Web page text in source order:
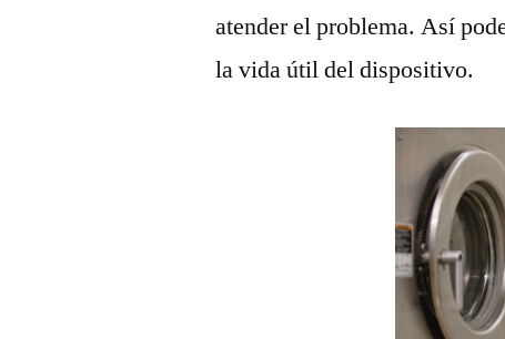
atender el problema. Así
la vida útil del dispositivo.